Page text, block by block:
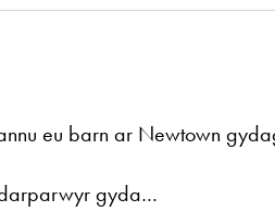
eu barn ar Newtown
gyda…